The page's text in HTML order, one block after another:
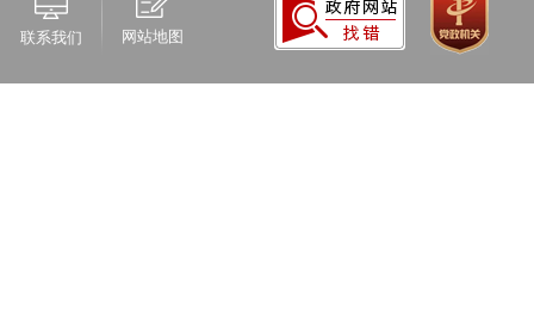
联系我们 网站地图